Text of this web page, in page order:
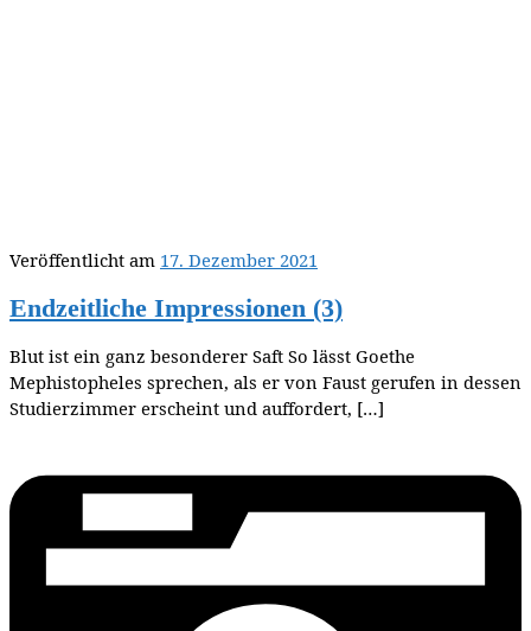
Veröffentlicht am 17. Dezember 2021
Endzeitliche Impressionen (3)
Blut ist ein ganz besonderer Saft So lässt Goethe
Mephistopheles sprechen, als er von Faust gerufen in dessen
Studierzimmer erscheint und auffordert, […]